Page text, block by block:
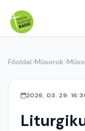
Főoldal Műsorok
2026. 03. 29.